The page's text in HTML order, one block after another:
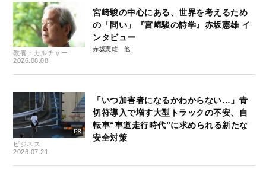
教養・カルチャー
2026.08.08
宮﨑駿の中心にある、世界を考えるため
の「問い」『宮﨑駿の詩学』赤坂憲雄 イ
ンタビュー
赤坂憲雄
ビジネス
2026.07.21
「いつ加害者になるかわからない…」青
切符導入で増す大型トラックの不安、自
転車“車道走行時代”に求められる新たな
安全対策